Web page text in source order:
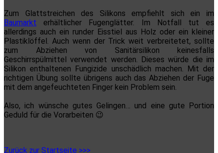
Zum Glattstreichen des Silikons empfiehlt sich ein im
Baumarkt erhältlicher Fugenglätter. Im Notfall tut es
allerdings auch ein runder Eisstiel aus Holz oder ein kleiner
Plastiklöffel. Auch wenn der Trick weit verbreitetet, sollte
zum Abziehen von Sanitärsilikon keinesfalls
Geschirrspülmittel verwendet werden. Dieses würde die im
Silikon enthaltenen Fungizide unschädlich machen. Mit der
richtigen Übung sollte übrigens auch das Abziehen der Fuge
mit dem angefeuchteten Finger kein Problem sein.
Also, ich wünsche gutes Gelingen… und eine gute Portion
Geduld für die Vorarbeiten 😉
Zurück zur Startseite >>>